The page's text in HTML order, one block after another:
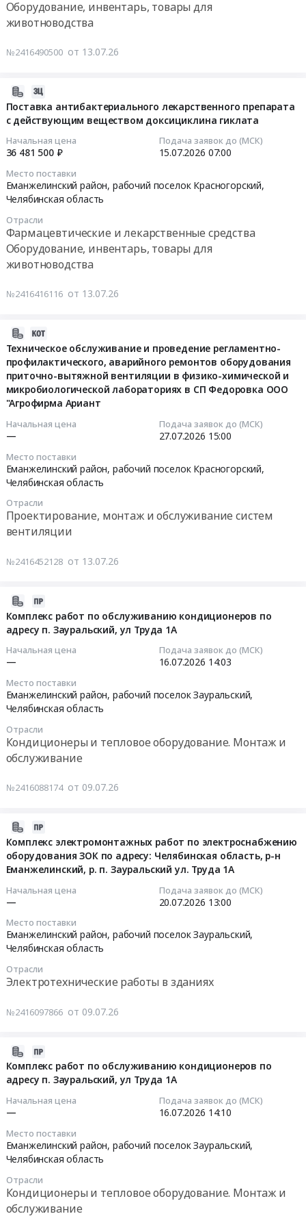
Оборудование, инвентарь, товары для
животноводства
№2416490500 от 13.07.26
Поставка антибактериального лекарственного препарата
с действующим веществом доксициклина гиклата
Начальная цена
36 481 500 ₽
Подача заявок до (МСК)
15.07.2026 07:00
Место поставки
Еманжелинский район, рабочий поселок Красногорский,
Челябинская область
Отрасли
Фармацевтические и лекарственные средства
Оборудование, инвентарь, товары для
животноводства
№2416416116 от 13.07.26
Техническое обслуживание и проведение регламентно-
профилактического, аварийного ремонтов оборудования
приточно-вытяжной вентиляции в физико-химической и
микробиологической лабораториях в СП Федоровка ООО
"Агрофирма Ариант
Начальная цена
—
Подача заявок до (МСК)
27.07.2026 15:00
Место поставки
Еманжелинский район, рабочий поселок Красногорский,
Челябинская область
Отрасли
Проектирование, монтаж и обслуживание систем
вентиляции
№2416452128 от 13.07.26
Комплекс работ по обслуживанию кондиционеров по
адресу п. Зауральский, ул Труда 1А
Начальная цена
—
Подача заявок до (МСК)
16.07.2026 14:03
Место поставки
Еманжелинский район, рабочий поселок Зауральский,
Челябинская область
Отрасли
Кондиционеры и тепловое оборудование. Монтаж и
обслуживание
№2416088174 от 09.07.26
Комплекс электромонтажных работ по электроснабжению
оборудования ЗОК по адресу: Челябинская область, р-н
Еманжелинский, р. п. Зауральский ул. Труда 1А
Начальная цена
—
Подача заявок до (МСК)
20.07.2026 13:00
Место поставки
Еманжелинский район, рабочий поселок Зауральский,
Челябинская область
Отрасли
Электротехнические работы в зданиях
№2416097866 от 09.07.26
Комплекс работ по обслуживанию кондиционеров по
адресу п. Зауральский, ул Труда 1А
Начальная цена
—
Подача заявок до (МСК)
16.07.2026 14:10
Место поставки
Еманжелинский район, рабочий поселок Зауральский,
Челябинская область
Отрасли
Кондиционеры и тепловое оборудование. Монтаж и
обслуживание